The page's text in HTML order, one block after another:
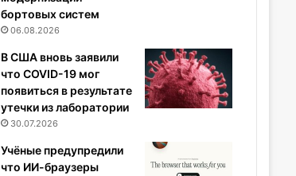
бортовых систем
06.08.2026
В США вновь заявили
что COVID-19 мог
появиться в результате
утечки из лаборатории
30.07.2026
Учёные предупредили
что ИИ-браузеры